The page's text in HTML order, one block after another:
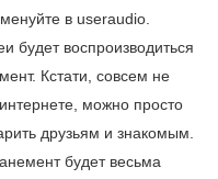
в useraudio.
будет воспроизводиться
Кстати, совсем не
можно просто
друзьям и знакомым.
будет весьма